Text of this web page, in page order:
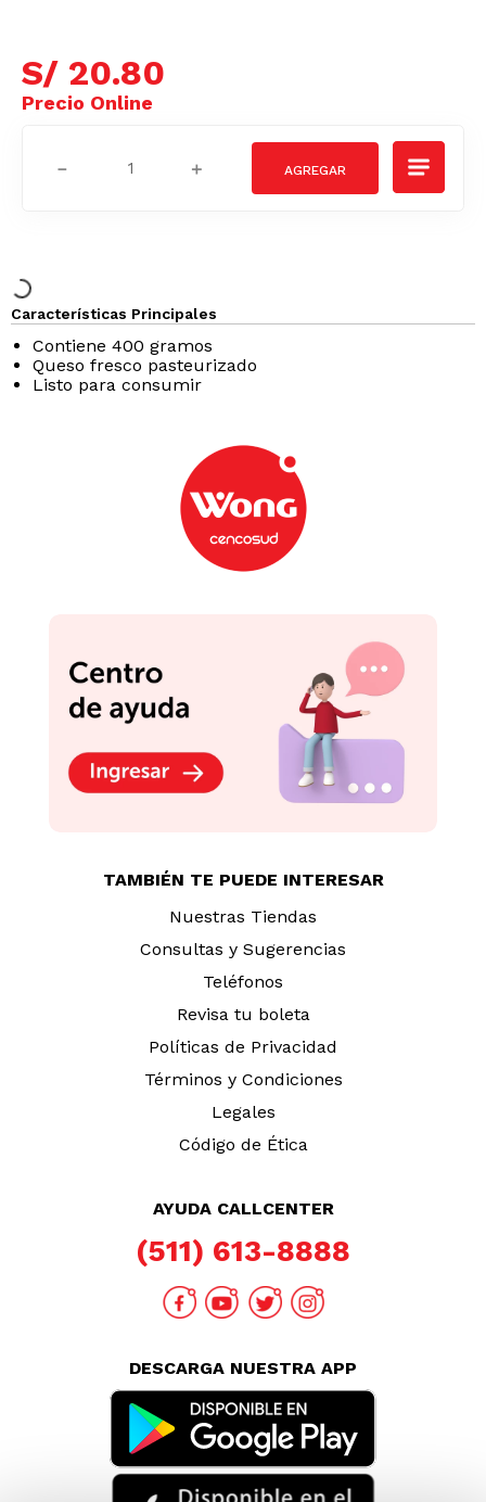
S/ 20.80
＋
－
Características Principales
Contiene 400 gramos
Queso fresco pasteurizado
Listo para consumir
TAMBIÉN TE PUEDE INTERESAR
Nuestras Tiendas
Consultas y Sugerencias
Teléfonos
Revisa tu boleta
Políticas de Privacidad
Términos y Condiciones
Legales
Código de Ética
AYUDA CALLCENTER
(511) 613-8888
DESCARGA NUESTRA APP